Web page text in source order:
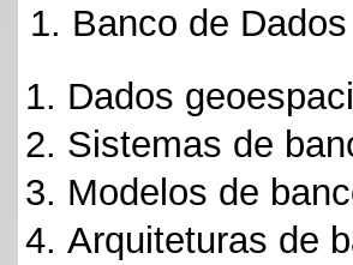
1. Banco de
Dados
Sistemas de
Modelos de
Arquiteturas de